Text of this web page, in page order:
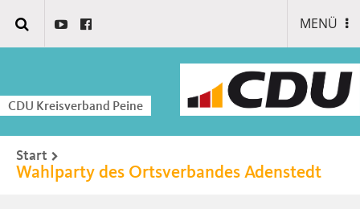
MENÜ
CDU Kreisverband Peine
Start
Wahlparty des Ortsverbandes Adenstedt